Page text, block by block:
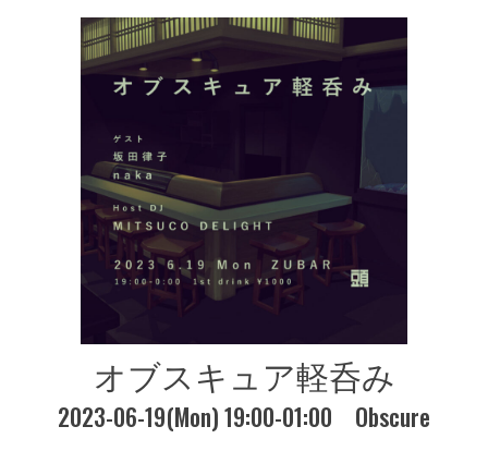
オブスキュア軽呑み
2023-06-19(Mon) 19:00-01:00 Obscure